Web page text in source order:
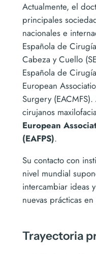
Actualmente, el
principales
nacionales e
Española de
Cabeza y Cuello
Española de
European
Surgery
cirujanos
European
(EAFPS).
Su contacto con
nivel mundial
intercambiar ideas
nuevas prácticas
Trayectoria